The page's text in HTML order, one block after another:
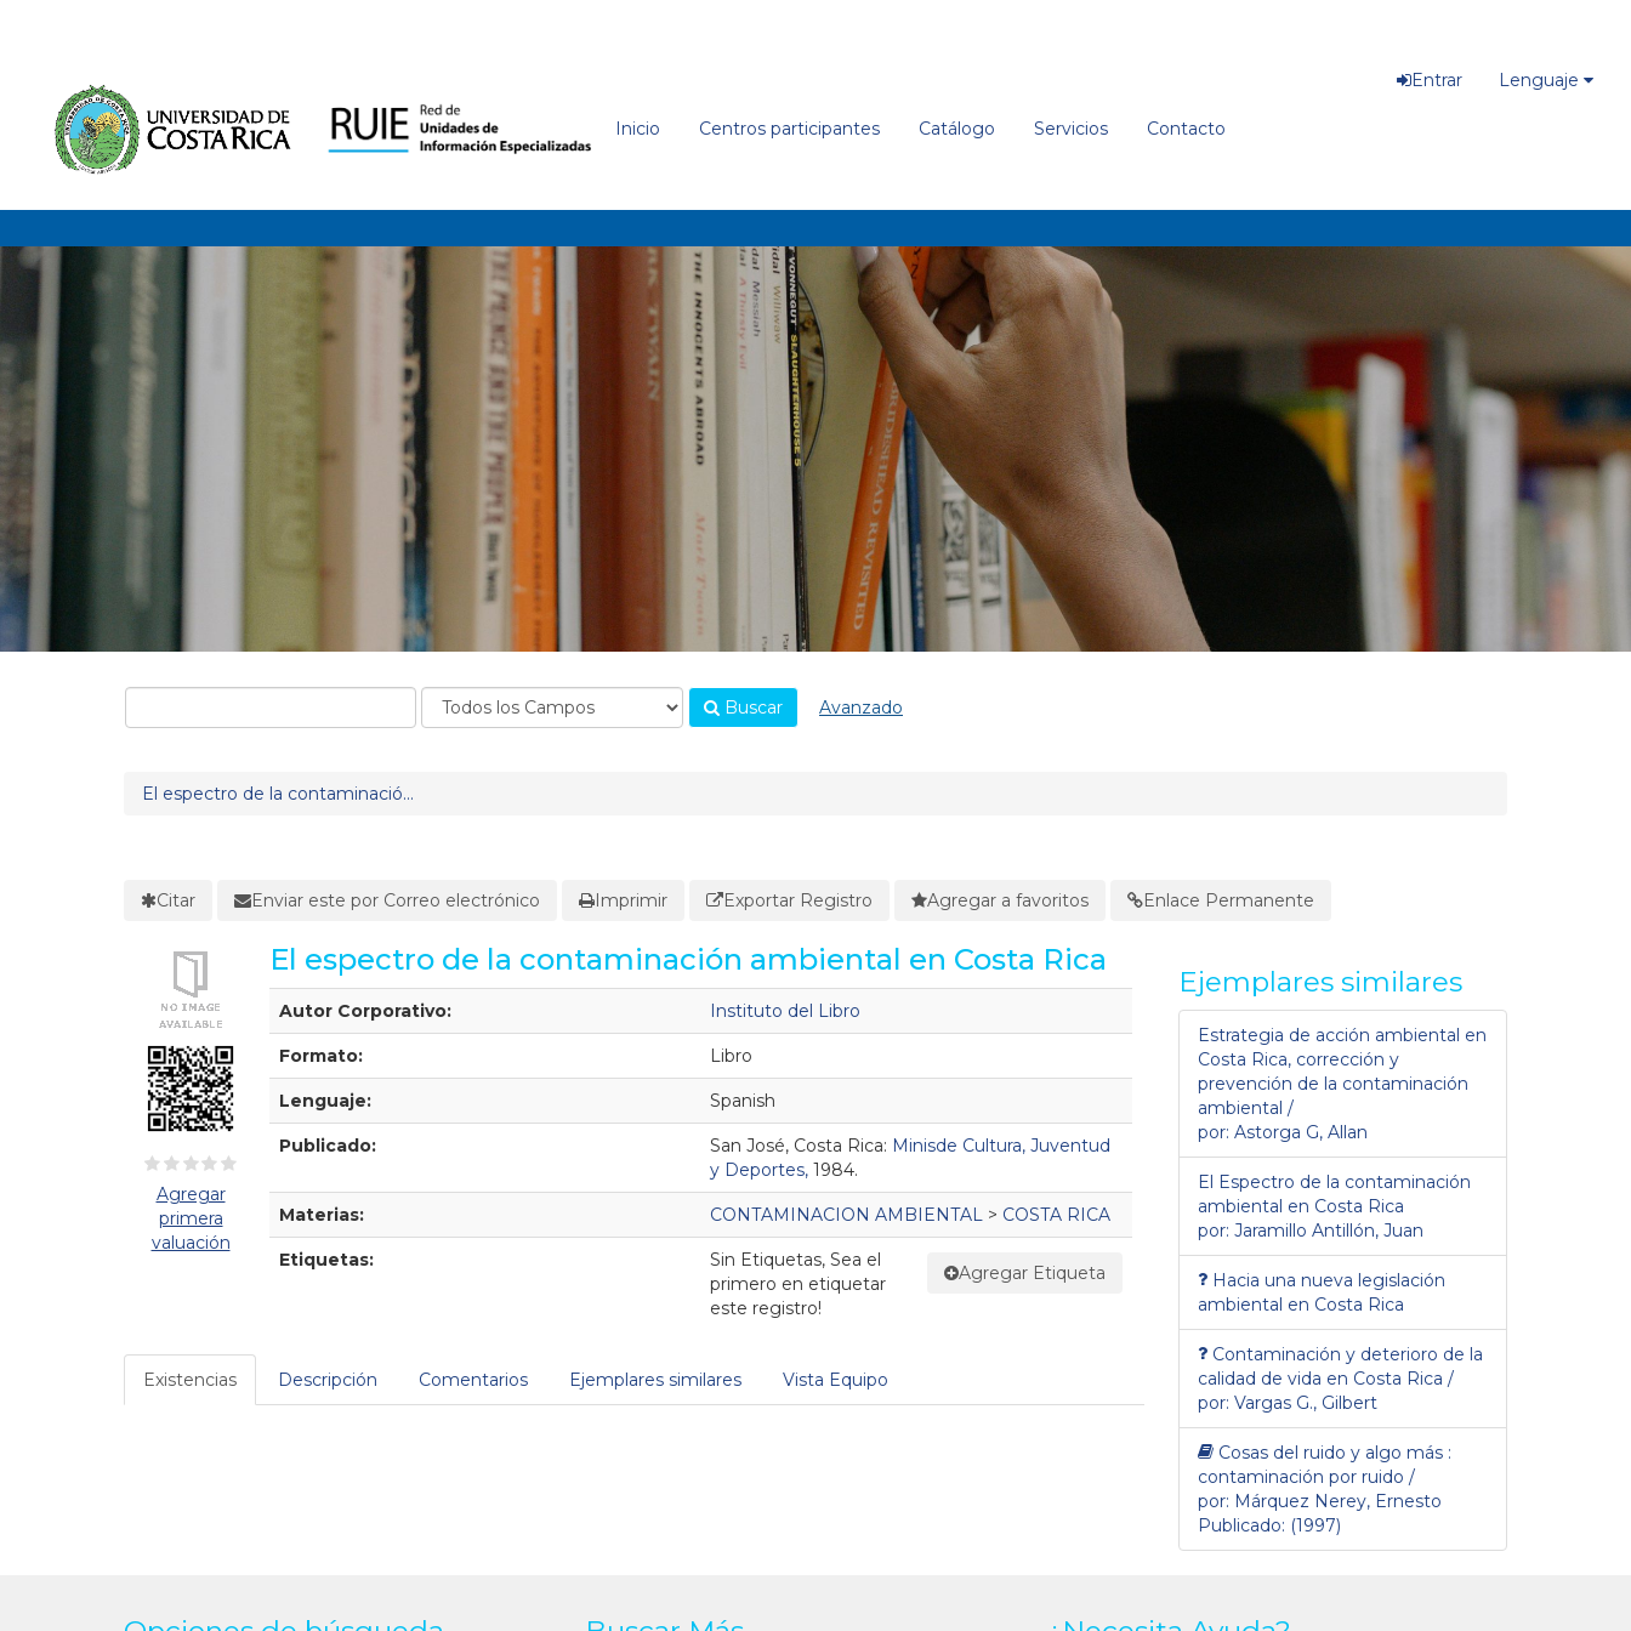
Inicio Centros participantes Catálogo Servicios Contacto
Entrar Lenguaje
Buscar Avanzado
El espectro de la contaminació...
Citar Enviar este por Correo electrónico Imprimir Exportar Registro Agregar a favoritos Enlace Permanente
Agregar
primera
valuación
El espectro de la contaminación ambiental en Costa Rica
Detalles Bibliográficos
Autor Corporativo: Instituto del Libro
Formato: Libro
Lenguaje: Spanish
Publicado: San José, Costa Rica: Minisde Cultura, Juventud
y Deportes, 1984.
Materias: CONTAMINACION AMBIENTAL > COSTA RICA
Etiquetas:
Agregar Etiqueta
Sin Etiquetas, Sea el
primero en etiquetar
este registro!
Existencias Descripción Comentarios Ejemplares similares Vista Equipo
Ejemplares similares
Estrategia de acción ambiental en
Costa Rica, corrección y
prevención de la contaminación
ambiental /
por: Astorga G, Allan
El Espectro de la contaminación
ambiental en Costa Rica
por: Jaramillo Antillón, Juan
Hacia una nueva legislación
ambiental en Costa Rica
Contaminación y deterioro de la
calidad de vida en Costa Rica /
por: Vargas G., Gilbert
Cosas del ruido y algo más :
contaminación por ruido /
por: Márquez Nerey, Ernesto
Publicado: (1997)